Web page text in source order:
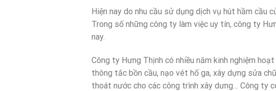
Hiện nay do nhu cầu sử dụng dịch vụ hút hầm cầu
Trong số những công ty làm việc uy tín, công ty
nay.
Công ty Hưng Thịnh có nhiều năm kinh nghiệm
thông tắc bồn cầu, nạo vét hố ga, xây dựng sửa
thoát nước cho các công trình xây dưng… Công ty